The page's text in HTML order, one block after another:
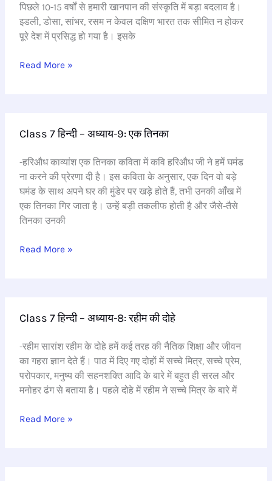
पिछले 10-15 वर्षों से हमारी खानपान की संस्कृति में बड़ा बदलाव है।
इडली, डोसा, सांभर, रसम न केवल दक्षिण भारत तक सीमित न होकर
पूरे देश में प्रसिद्ध हो गया है। इसके
खानपान
की
बदलती
Read More »
Class 7 हिन्दी – अध्याय-9: एक तिनका
-हरिऔध काव्यांश एक तिनका कविता में कवि हरिऔध जी ने हमें घमंड
ना करने की प्रेरणा दी है। इस कविता के अनुसार, एक दिन वो बड़े
घमंड के साथ अपने घर की मुंडेर पर खड़े होते हैं, तभी उनकी आँख में
एक तिनका गिर जाता है। उन्हें बड़ी तकलीफ होती है और जैसे-तैसे
तिनका उनकी
7
–
अध्याय-9:
एक
तिनका
Read More »
Class 7 हिन्दी – अध्याय-8: रहीम की दोहे
-रहीम सारांश रहीम के दोहे हमें कई तरह की नैतिक शिक्षा और जीवन
का गहरा ज्ञान देते हैं। पाठ में दिए गए दोहों में सच्चे मित्र, सच्चे प्रेम,
परोपकार, मनुष्य की सहनशक्ति आदि के बारे में बहुत ही सरल और
मनोहर ढंग से बताया है। पहले दोहे में रहीम ने सच्चे मित्र के बारे में
7
–
अध्याय-8:
रहीम
की
Read More »